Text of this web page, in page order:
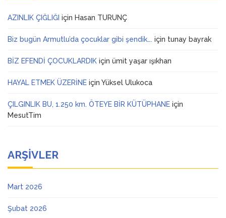
AZINLIK ÇIĞLIĞI için Hasan TURUNÇ
Biz bugün Armutlu’da çocuklar gibi şendik…. için tunay bayrak
BİZ EFENDİ ÇOCUKLARDIK için ümit yaşar ışıkhan
HAYAL ETMEK ÜZERİNE için Yüksel Ulukoca
ÇILGINLIK BU, 1.250 km. ÖTEYE BİR KÜTÜPHANE için
MesutTim
ARŞIVLER
Mart 2026
Şubat 2026